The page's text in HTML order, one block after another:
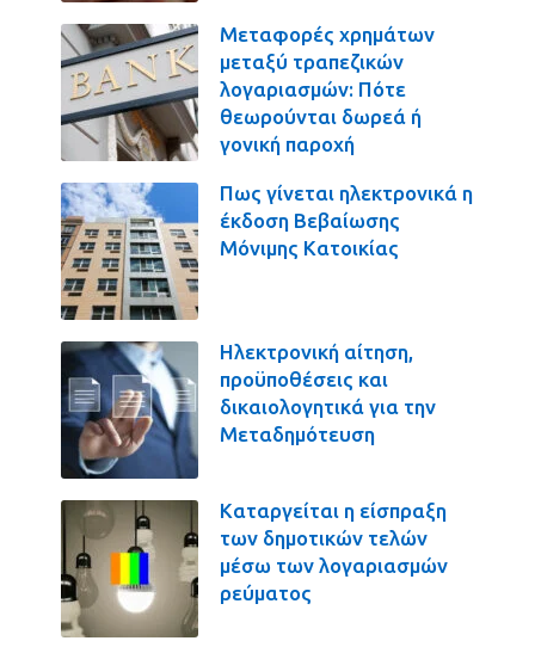
Μεταφορές χρημάτων
μεταξύ τραπεζικών
λογαριασμών: Πότε
θεωρούνται δωρεά ή
γονική παροχή
Πως γίνεται ηλεκτρονικά η
έκδοση Βεβαίωσης
Μόνιμης Κατοικίας
Ηλεκτρονική αίτηση,
προϋποθέσεις και
δικαιολογητικά για την
Μεταδημότευση
Καταργείται η είσπραξη
των δημοτικών τελών
μέσω των λογαριασμών
ρεύματος